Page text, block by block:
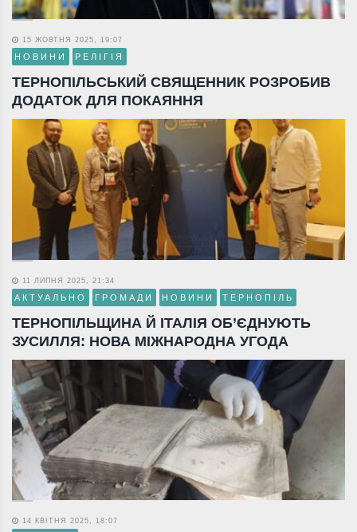
15 ЖОВТНЯ 2025, 19:07
НОВИНИ РЕЛІГІЯ
ТЕРНОПІЛЬСЬКИЙ СВЯЩЕННИК РОЗРОБИВ
ДОДАТОК ДЛЯ ПОКАЯННЯ
11 ЛИПНЯ 2025, 21:34
АКТУАЛЬНО ГРОМАДИ НОВИНИ ТЕРНОПІЛЬ
ТЕРНОПІЛЬЩИНА Й ІТАЛІЯ ОБ’ЄДНУЮТЬ
ЗУСИЛЛЯ: НОВА МІЖНАРОДНА УГОДА
14 КВІТНЯ 2025, 18:07